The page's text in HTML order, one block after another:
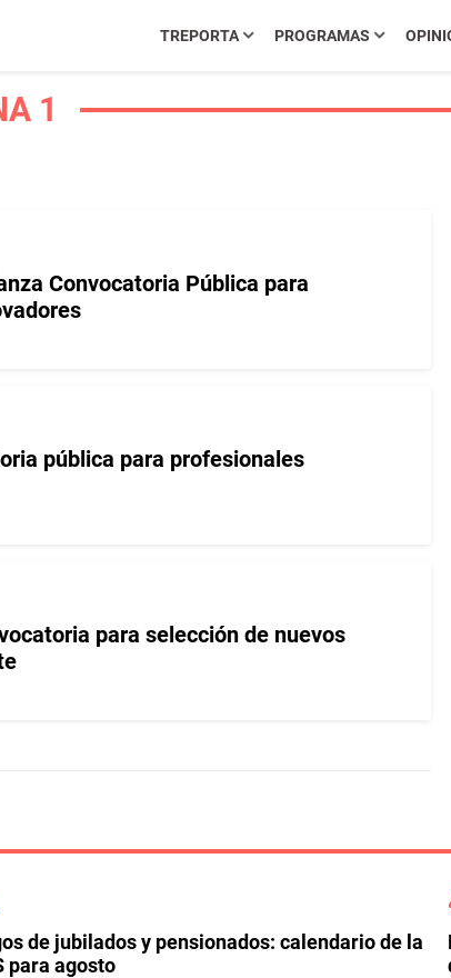
TREPORTA PROGRAMAS
1
Convocatoria Pública para
pública para profesionales
para selección de nuevos
de jubilados y pensionados: calendario de la
para agosto